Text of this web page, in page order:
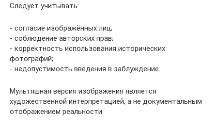
Следует учитывать:
- согласие изображённых лиц;
- соблюдение авторских прав;
- корректность использования исторических
фотографий;
- недопустимость введения в заблуждение.
Мультяшная версия изображения является
художественной интерпретацией, а не документальным
отображением реальности.